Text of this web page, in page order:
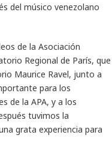
del músico venezolano
de la Asociación
Regional de París, que
Maurice Ravel, junto a
para los
de la APA, y a los
tuvimos la
grata experiencia para